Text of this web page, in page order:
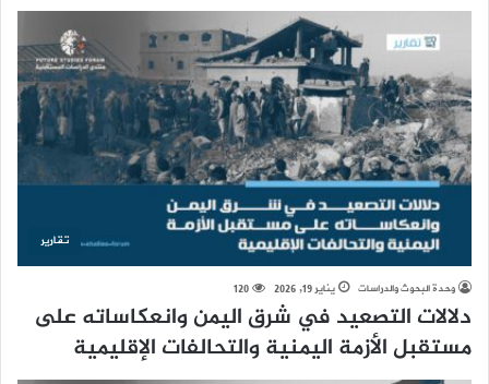
تقارير
وحدة البحوث والدراسات يناير 19, 2026 120
دلالات التصعيد في شرق اليمن وانعكاساته على
مستقبل الأزمة اليمنية والتحالفات الإقليمية